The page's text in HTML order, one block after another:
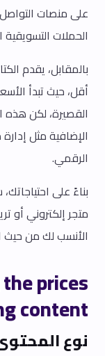
على منصات
الحملات
بالمقابل، يقدم
القصيرة، لكن هذه
الإضافية مثل
الرقمي.
بناءً على
متجر إلكتروني أو
الأنسب لك من حيث
prices
content.
نوع